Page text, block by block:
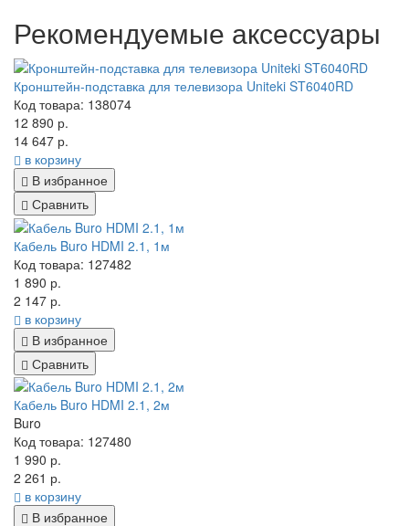
Рекомендуемые аксессуары
Кронштейн-подставка для телевизора Uniteki ST6040RD
Код товара: 138074
12 890 р.
14 647 р.
в корзину
В избранное
Сравнить
Кабель Buro HDMI 2.1, 1м
Код товара: 127482
1 890 р.
2 147 р.
в корзину
В избранное
Сравнить
Кабель Buro HDMI 2.1, 2м
Buro
Код товара: 127480
1 990 р.
2 261 р.
в корзину
В избранное